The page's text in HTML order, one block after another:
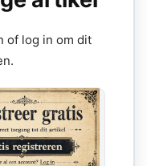
of log in om dit